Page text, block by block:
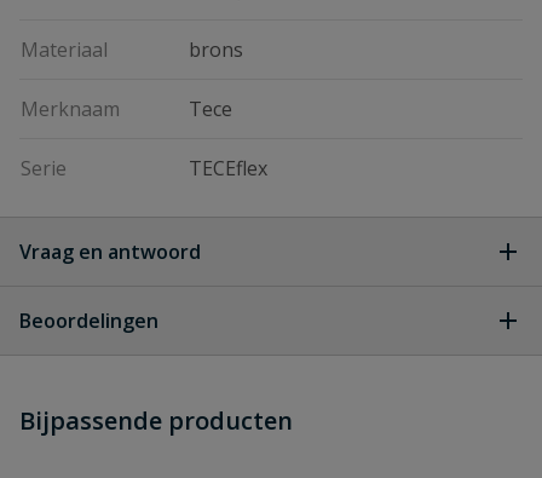
Materiaal brons
Merknaam Tece
Serie TECEflex
Vraag en antwoord
dit product?
Beoordelingen
Schrijf zelf een beoordeling
Bijpassende producten